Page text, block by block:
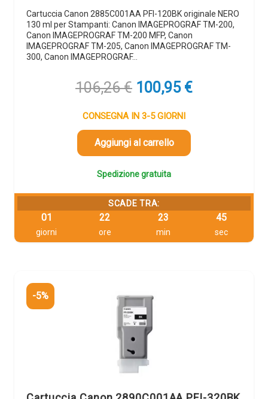
Cartuccia Canon 2885C001AA PFI-120BK originale NERO
130 ml per Stampanti: Canon IMAGEPROGRAF TM-200,
Canon IMAGEPROGRAF TM-200 MFP, Canon
IMAGEPROGRAF TM-205, Canon IMAGEPROGRAF TM-
300, Canon IMAGEPROGRAF…
106,26€ Il
originale
era:
106,26 €.
100,95 €Il
CONSEGNA IN 3-5 GIORNI
Aggiungi al carrello
Spedizione gratuita
SCADE TRA:
01
giorni
22
ore
23
min
44
sec
-5%